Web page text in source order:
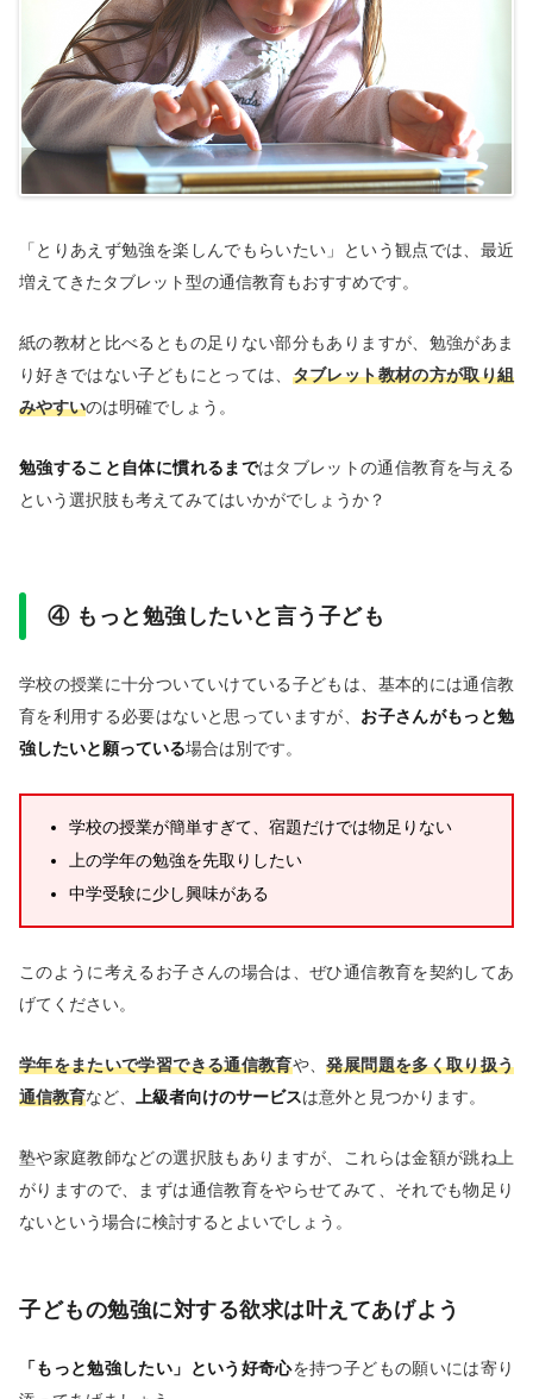
「とりあえず勉強を楽しんでもらいたい」という観点では、最近
増えてきたタブレット型の通信教育もおすすめです。
紙の教材と比べるともの足りない部分もありますが、勉強があま
り好きではない子どもにとっては、 タブレット教材の方が取り組
みやすいのは明確でしょう。
勉強すること自体に慣れるまではタブレットの通信教育を与える
という選択肢も考えてみてはいかがでしょうか？
④ もっと勉強したいと言う子ども
学校の授業に十分ついていけている子どもは、基本的には通信教
育を利用する必要はないと思っていますが、 お子さんがもっと勉
強したいと願っている場合は別です。
学校の授業が簡単すぎて、宿題だけでは物足りない
上の学年の勉強を先取りしたい
中学受験に少し興味がある
このように考えるお子さんの場合は、ぜひ通信教育を契約してあ
げてください。
学年をまたいで学習できる通信教育や、発展問題を多く取り扱う
通信教育など、 上級者向けのサービスは意外と見つかります。
塾や家庭教師などの選択肢もありますが、これらは金額が跳ね上
がりますので、まずは通信教育をやらせてみて、それでも物足り
ないという場合に検討するとよいでしょう。
子どもの勉強に対する欲求は叶えてあげよう
「もっと勉強したい」という好奇心を持つ子どもの願いには寄り